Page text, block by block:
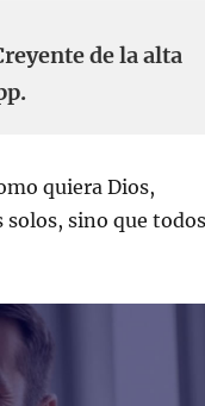
de la alta
quiera Dios,
solos, sino que todos